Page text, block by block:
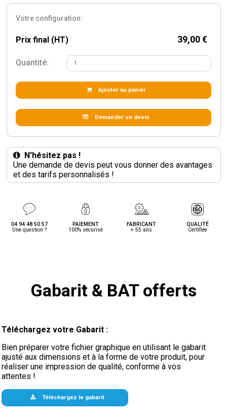
Votre configuration:
Prix final (HT) 39,00 €
Quantité:
Ajouter au panier
Demander un devis
N'hésitez pas !
Une demande de devis peut vous donner des avantages
et des tarifs personnalisés !
04 94 48 50 57
Une question ?
PAIEMENT
100% sécurisé
FABRICANT
+ 55 ans
QUALITÉ
Certifiée
Gabarit & BAT offerts
Téléchargez votre Gabarit :
Bien préparer votre fichier graphique en utilisant le gabarit
ajusté aux dimensions et à la forme de votre produit, pour
réaliser une impression de qualité, conforme à vos
attentes !
Téléchargez le gabarit